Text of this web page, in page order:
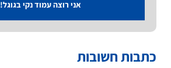
אני רוצה עמוד נקי בגוגל!
כתבות חשובות